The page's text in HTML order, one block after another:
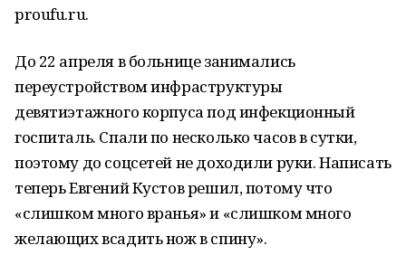
proufu.ru.
До 22 апреля в больнице занимались
переустройством инфраструктуры
девятиэтажного корпуса под инфекционный
госпиталь. Спали по несколько часов в сутки,
поэтому до соцсетей не доходили руки. Написать
теперь Евгений Кустов решил, потому что
«слишком много вранья» и «слишком много
желающих всадить нож в спину».